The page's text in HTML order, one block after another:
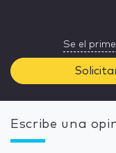
Se el
Escribe una